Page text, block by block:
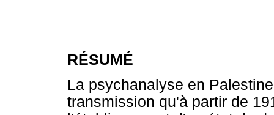
RÉSUMÉ
La psychanalyse en
transmission qu'à partir de